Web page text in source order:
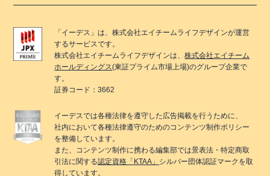
「 イーデス 」は、株式会社エイチームライフデザインが運営
するサービスです。
株式会社エイチームライフデザインは、株式会社エイチーム
ホールディングス(東証プライム市場上場)のグループ企業で
す。
証券コード：3662
イーデスでは各種法律を遵守した広告掲載を行うために、
社内において各種法律遵守のためのコンテンツ制作ポリシー
を整備しています。
また、コンテンツ制作に携わる編集部では景表法・特定商取
引法に関する認定資格「KTAA」 シルバー団体認証マークを取
得しています。